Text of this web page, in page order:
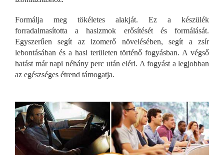
Formálja meg tökéletes alakját. Ez a készülék
forradalmasította a hasizmok erősítését és formálását.
Egyszerűen segít az izomerő növelésében, segít a zsír
lebontásában és a hasi területen történő fogyásban. A végső
hatást már napi néhány perc után eléri. A fogyást a legjobban
az egészséges étrend támogatja.